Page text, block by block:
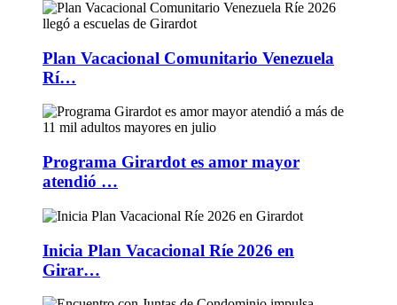
Plan Vacacional Comunitario Venezuela
Rí…
Programa Girardot es amor mayor
atendió …
Inicia Plan Vacacional Ríe 2026 en
Girar…